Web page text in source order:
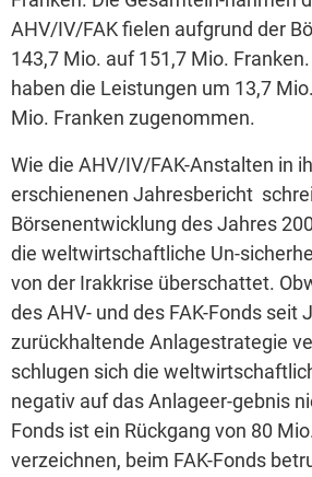
AHV/IV/FAK fielen aufgrund der
143,7 Mio. auf 151,7 Mio.
haben die Leistungen um 13,7
Mio. Franken zugenommen.
Wie die AHV/IV/FAK-Anstalten in
erschienenen Jahresbericht
Börsenentwicklung des Jahres
die weltwirtschaftliche Un-
von der Irakkrise überschattet.
des AHV- und des FAK-Fonds seit
zurückhaltende Anlagestrategie
schlugen sich die
negativ auf das Anlageer-gebnis
Fonds ist ein Rückgang von 80
verzeichnen, beim FAK-Fonds